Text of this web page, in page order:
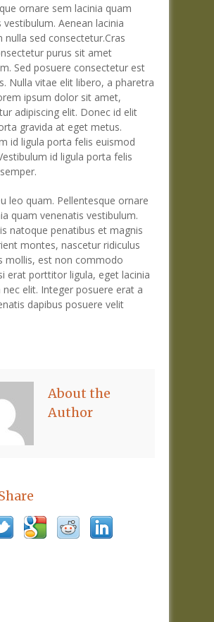
ornare sem lacinia quam
vestibulum. Aenean lacinia
nulla sed consectetur.Cras
purus sit amet
Sed posuere consectetur est
Nulla vitae elit libero, a pharetra
ipsum dolor sit amet,
adipiscing elit. Donec id elit
gravida at eget metus.
id ligula porta felis euismod
id ligula porta felis
leo quam. Pellentesque ornare
quam venenatis vestibulum.
natoque penatibus et magnis
montes, nascetur ridiculus
mollis, est non commodo
erat porttitor ligula, eget lacinia
elit. Integer posuere erat a
dapibus posuere velit
About the
Author